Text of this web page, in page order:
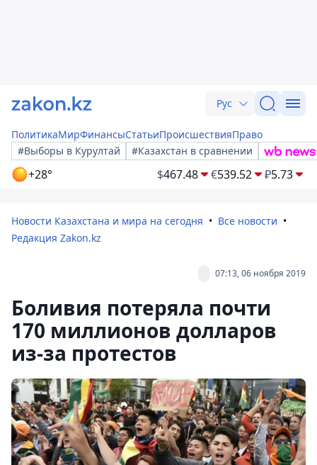
Рус
ПолитикаМирФинансыСтатьиПроисшествияПраво
#Выборы в Курултай
#Казахстан в сравнении
+28° $467.48 €539.52 ₽5.73
Новости Казахстана и мира на сегодня
Все новости
Редакция Zakon.kz
07:13, 06 ноября 2019
Боливия потеряла почти
170 миллионов долларов
из-за протестов